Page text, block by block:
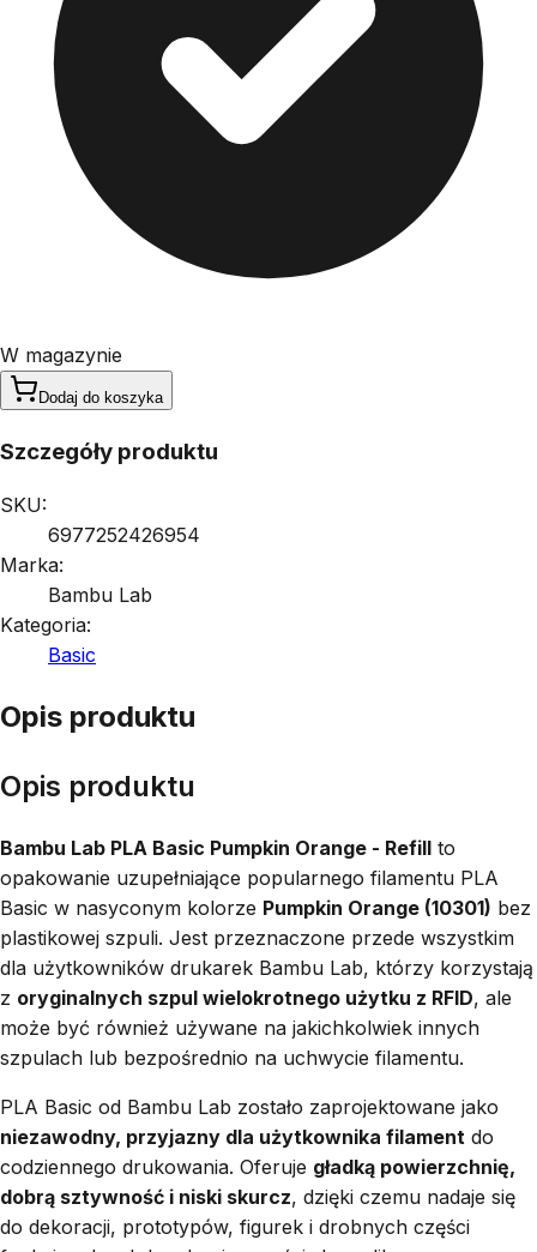
W magazynie
Dodaj do koszyka
Szczegóły produktu
SKU:
6977252426954
Marka:
Bambu Lab
Kategoria:
Basic
Opis produktu
Opis produktu
Bambu Lab PLA Basic Pumpkin Orange - Refill to
opakowanie uzupełniające popularnego filamentu PLA
Basic w nasyconym kolorze Pumpkin Orange (10301) bez
plastikowej szpuli. Jest przeznaczone przede wszystkim
dla użytkowników drukarek Bambu Lab, którzy korzystają
z oryginalnych szpul wielokrotnego użytku z RFID, ale
może być również używane na jakichkolwiek innych
szpulach lub bezpośrednio na uchwycie filamentu.
PLA Basic od Bambu Lab zostało zaprojektowane jako
niezawodny, przyjazny dla użytkownika filament do
codziennego drukowania. Oferuje gładką powierzchnię,
dobrą sztywność i niski skurcz, dzięki czemu nadaje się
do dekoracji, prototypów, figurek i drobnych części